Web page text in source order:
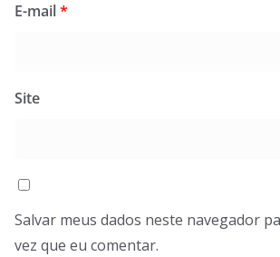
E-mail*
Site
Salvar meus dados neste navegador
vez que eu comentar.